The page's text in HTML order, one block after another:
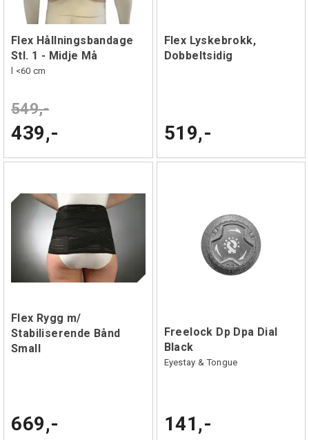
Flex Hållningsbandage
Stl. 1 - Midje Må
l <60 cm
549,-
439,-
Flex Lyskebrokk,
Dobbeltsidig
519,-
Flex Rygg m/
Stabiliserende Bånd
Small
669,-
Freelock Dp Dpa Dial
Black
Eyestay & Tongue
141,-